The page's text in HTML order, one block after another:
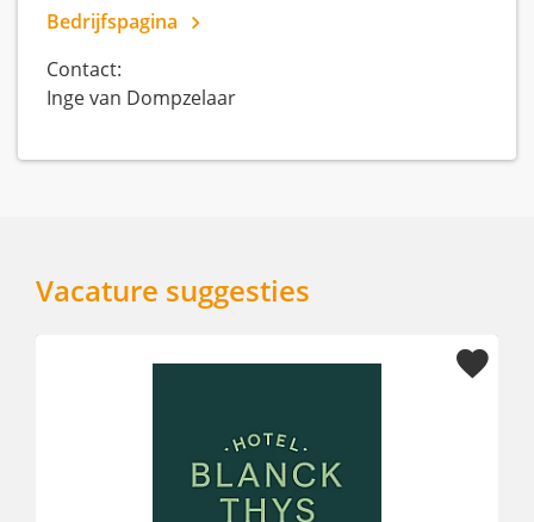
Bedrijfspagina
Contact:
Inge van Dompzelaar
Vacature suggesties